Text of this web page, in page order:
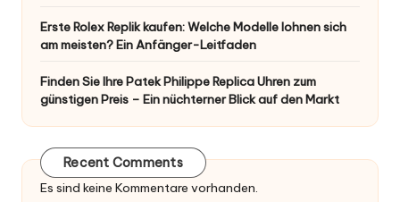
Erste Rolex Replik kaufen: Welche Modelle lohnen sich
am meisten? Ein Anfänger-Leitfaden
Finden Sie Ihre Patek Philippe Replica Uhren zum
günstigen Preis – Ein nüchterner Blick auf den Markt
Recent Comments
Es sind keine Kommentare vorhanden.